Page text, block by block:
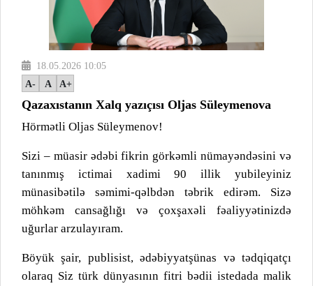
18.05.2026 10:05
A-
A A+
Qazaxıstanın Xalq yazıçısı Oljas Süleymenova
Hörmətli Oljas Süleymenov!
Sizi – müasir ədəbi fikrin görkəmli nümayəndəsini və
tanınmış ictimai xadimi 90 illik yubileyiniz
münasibətilə səmimi-qəlbdən təbrik edirəm. Sizə
möhkəm cansağlığı və çoxşaxəli fəaliyyətinizdə
uğurlar arzulayıram.
Böyük şair, publisist, ədəbiyyatşünas və tədqiqatçı
olaraq Siz türk dünyasının fitri bədii istedada malik